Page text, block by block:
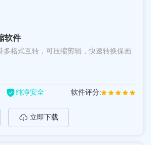
软件
多格式互转，可压缩剪辑，快速转换保画
纯净安全 软件评分:
立即下载